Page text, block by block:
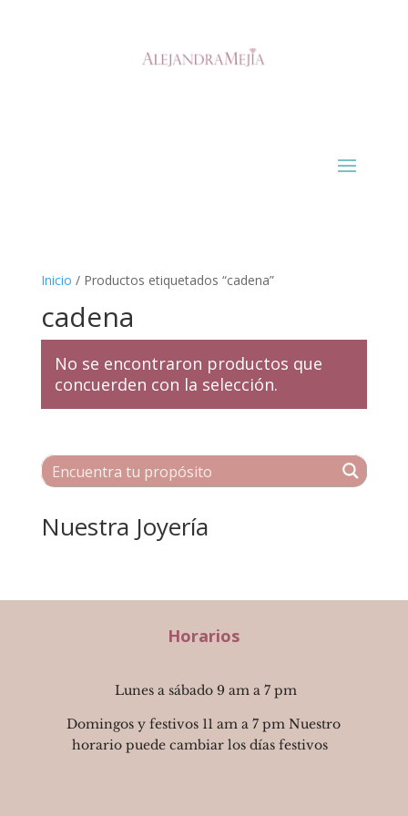
Inicio / Productos etiquetados “cadena”
cadena
No se encontraron productos que
concuerden con la selección.
Nuestra Joyería
Horarios
Lunes a sábado 9 am a 7 pm
Domingos y festivos 11 am a 7 pm Nuestro
horario puede cambiar los días festivos